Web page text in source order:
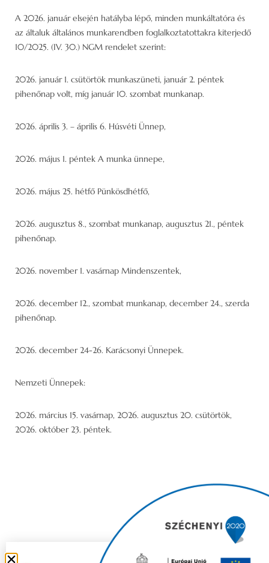
A 2026. január elsején hatályba lépő, minden munkáltatóra és
az általuk általános munkarendben foglalkoztatottakra kiterjedő
10/2025. (IV. 30.) NGM rendelet szerint:
2026. január 1. csütörtök munkaszüneti, január 2. péntek
pihenőnap volt, míg január 10. szombat munkanap.
2026. április 3. – április 6. Húsvéti Ünnep,
2026. május 1. péntek A munka ünnepe,
2026. május 25. hétfő Pünkösdhétfő,
2026. augusztus 8., szombat munkanap, augusztus 21., péntek
pihenőnap.
2026. november 1. vasárnap Mindenszentek,
2026. december 12., szombat munkanap, december 24., szerda
pihenőnap.
2026. december 24-26. Karácsonyi Ünnepek.
Nemzeti Ünnepek:
2026. március 15. vasárnap, 2026. augusztus 20. csütörtök,
2026. október 23. péntek.